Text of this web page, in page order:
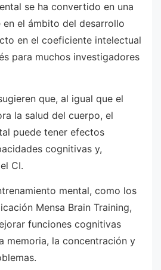
se ha convertido en una
el ámbito del desarrollo
en el coeficiente intelectual
para muchos investigadores
que, al igual que el
la salud del cuerpo, el
puede tener efectos
cognitivas y,
CI.
mental, como los
Mensa Brain Training,
funciones cognitivas
memoria, la concentración y